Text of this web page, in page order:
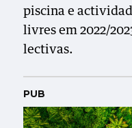
piscina e
livres em 2022/
lectivas.
PUB